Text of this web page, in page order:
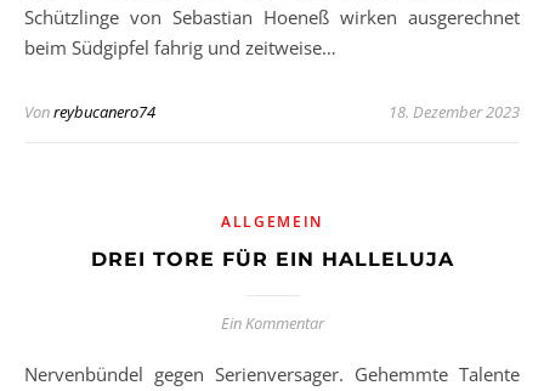
Schützlinge von Sebastian Hoeneß wirken ausgerechnet
beim Südgipfel fahrig und zeitweise…
Vonreybucanero74 18. Dezember 2023
ALLGEMEIN
DREI TORE FÜR EIN HALLELUJA
Ein Kommentar
Nervenbündel gegen Serienversager. Gehemmte Talente